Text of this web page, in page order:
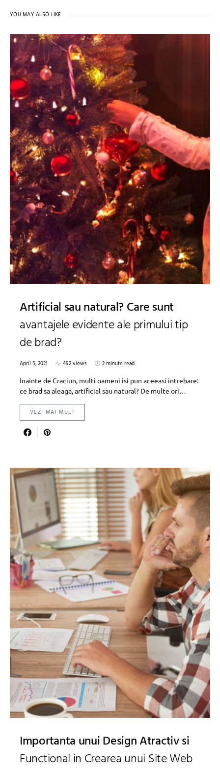
YOU MAY ALSO LIKE
Artificial sau natural? Care sunt
avantajele evidente ale primului tip
de brad?
April 5, 2021 492 views
2 minute read
Inainte de Craciun, multi oameni isi pun aceeasi intrebare:
ce brad sa aleaga, artificial sau natural? De multe ori…
VEZI MAI MULT
Importanta unui Design Atractiv si
Functional in Crearea unui Site Web